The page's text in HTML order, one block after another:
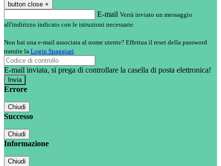
button close ×
E-mail Verrà inviato un messaggio
all'indirizzo indicato con le istruzioni necessarie.
Non hai una e-mail associata al nome utente? Effettua il reset della password
tramite la Login Spaggiari
E-mail inviata, si prega di controllare la casella di posta elettronica!
Errore
Chiudi
Successo
Chiudi
Informazione
Chiudi